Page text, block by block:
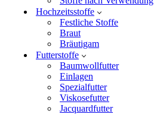
Hochzeitsstoffe
Festliche Stoffe
Braut
Bräutigam
Futterstoffe
Baumwollfutter
Einlagen
Spezialfutter
Viskosefutter
Jacquardfutter